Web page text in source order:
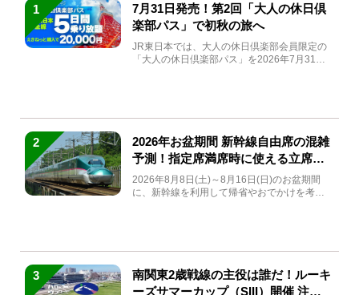
1
7月31日発売！第2回「大人の休日倶
楽部パス」で初秋の旅へ
JR東日本では、大人の休日倶楽部会員限定の
「大人の休日倶楽部パス」を2026年7月31日
2
2026年お盆期間 新幹線自由席の混雑
予測！指定席満席時に使える立席特
急券も解説
2026年8月8日(土)～8月16日(日)のお盆期間
に、新幹線を利用して帰省やおでかけを考え
3
南関東2歳戦線の主役は誰だ！ルーキ
ーズサマーカップ（SIII）開催 注目